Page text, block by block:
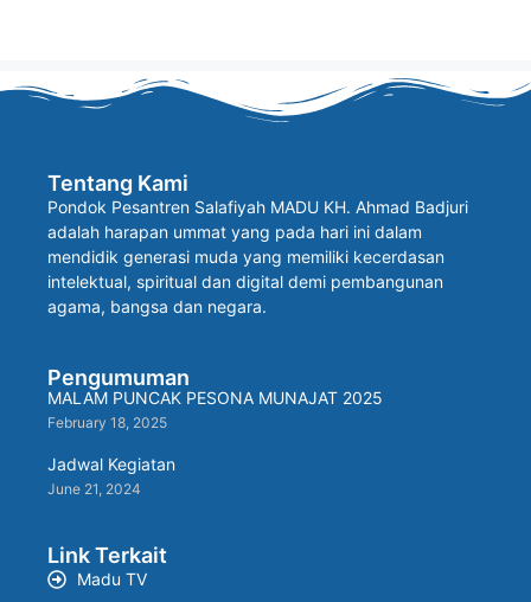
Tentang Kami
Pondok Pesantren Salafiyah MADU KH. Ahmad Badjuri
adalah harapan ummat yang pada hari ini dalam
mendidik generasi muda yang memiliki kecerdasan
intelektual, spiritual dan digital demi pembangunan
agama, bangsa dan negara.
Pengumuman
MALAM PUNCAK PESONA MUNAJAT 2025
February 18, 2025
Jadwal Kegiatan
June 21, 2024
Link Terkait
Madu TV